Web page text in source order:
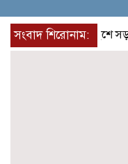
সংবাদ শিরোনাম:
চন্দনাইশে সড়ক